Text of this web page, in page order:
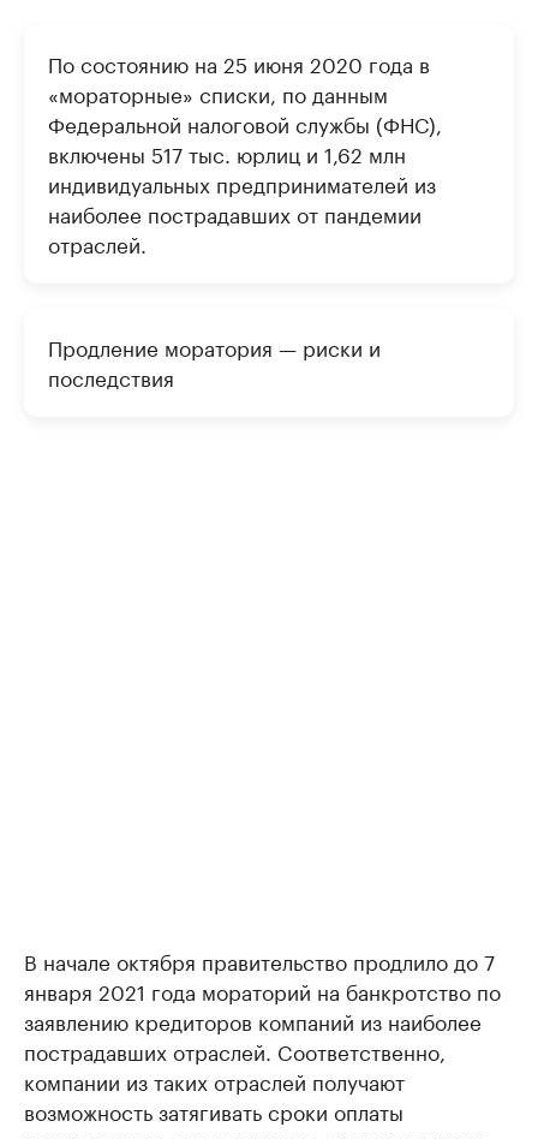
По состоянию на 25 июня 2020 года в
«мораторные» списки, по данным
Федеральной налоговой службы (ФНС),
включены 517 тыс. юрлиц и 1,62 млн
индивидуальных предпринимателей из
наиболее пострадавших от пандемии
отраслей.
Продление моратория — риски и
последствия
В начале октября правительство продлило до 7
января 2021 года мораторий на банкротство по
заявлению кредиторов компаний из наиболее
пострадавших отраслей. Cоответственно,
компании из таких отраслей получают
возможность затягивать сроки оплаты